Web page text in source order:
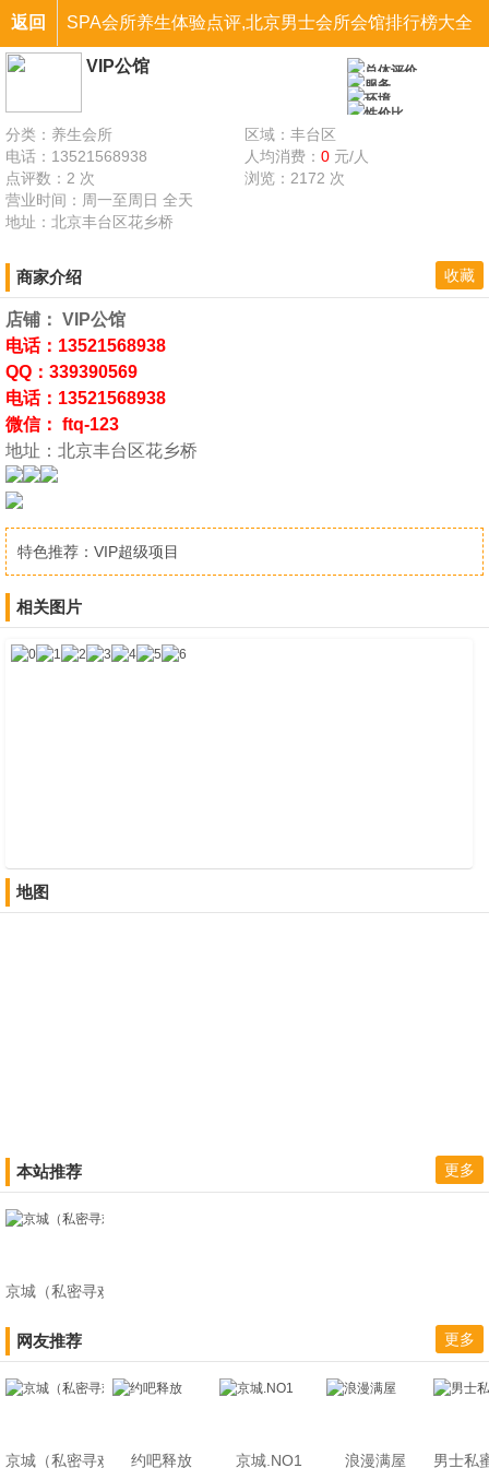
返回 SPA会所养生体验点评,北京男士会所会馆排行榜大全
VIP公馆
总体评价
服务
环境
性价比
VIP公馆
分类：养生会所
区域：丰台区
电话：13521568938
人均消费： 0 元/人
点评数：2 次
浏览：2172 次
营业时间：周一至周日 全天
地址：北京丰台区花乡桥
商家介绍 收藏
店铺： VIP公馆
电话：13521568938
QQ：339390569
电话：13521568938
微信： ftq-123
地址：北京丰台区花乡桥
特色推荐： VIP超级项目
相关图片
地图
本站推荐 更多
京城（私密寻欢楼）
网友推荐 更多
京城（私密寻欢楼）约吧释放 京城.NO1 浪漫满屋 男士私